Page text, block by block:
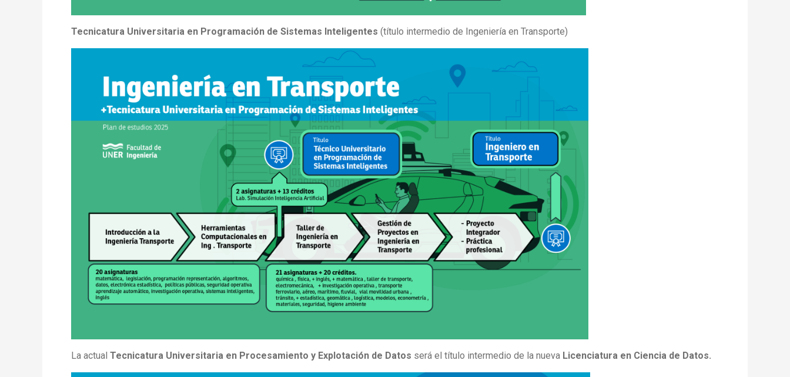
Tecnicatura Universitaria en Programación de Sistemas Inteligentes (título intermedio de Ingeniería en Transporte)
La actual Tecnicatura Universitaria en Procesamiento y Explotación de Datos será el título intermedio de la nueva Licenciatura en Ciencia de Datos.